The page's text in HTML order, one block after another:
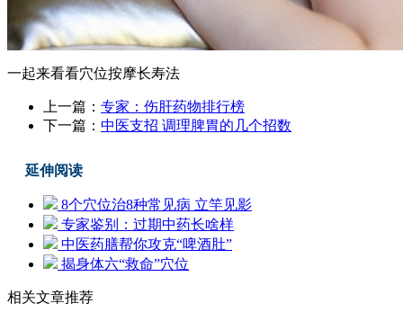
一起来看看穴位按摩长寿法
上一篇： 专家：伤肝药物排行榜
下一篇： 中医支招 调理脾胃的几个招数
延伸阅读
8个穴位治8种常见病 立竿见影
专家鉴别：过期中药长啥样
中医药膳帮你攻克“啤酒肚”
揭身体六“救命”穴位
相关文章推荐